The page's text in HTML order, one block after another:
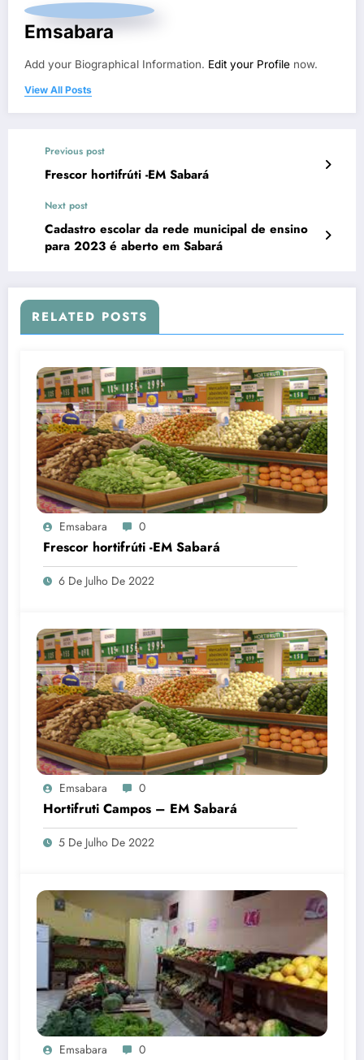
Emsabara
Add your Biographical Information. Edit your Profile now.
View All Posts
Previous post
Frescor hortifrúti -EM Sabará
Next post
Cadastro escolar da rede municipal de ensino
para 2023 é aberto em Sabará
RELATED POSTS
Emsabara 0
Frescor hortifrúti -EM Sabará
6 De Julho De 2022
Emsabara 0
Hortifruti Campos – EM Sabará
5 De Julho De 2022
Emsabara 0